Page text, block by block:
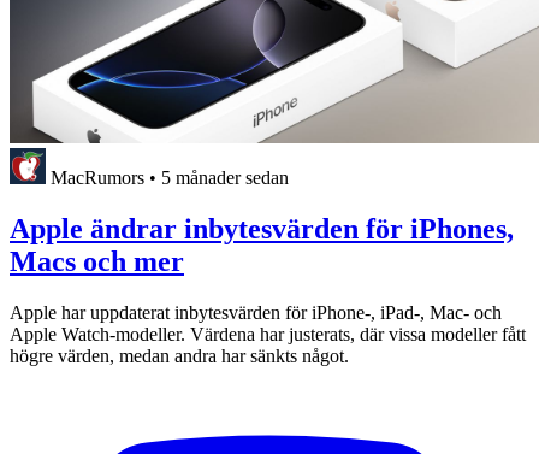
MacRumors • 5 månader sedan
Apple ändrar inbytesvärden för iPhones,
Macs och mer
Apple har uppdaterat inbytesvärden för iPhone-, iPad-, Mac- och
Apple Watch-modeller. Värdena har justerats, där vissa modeller fått
högre värden, medan andra har sänkts något.